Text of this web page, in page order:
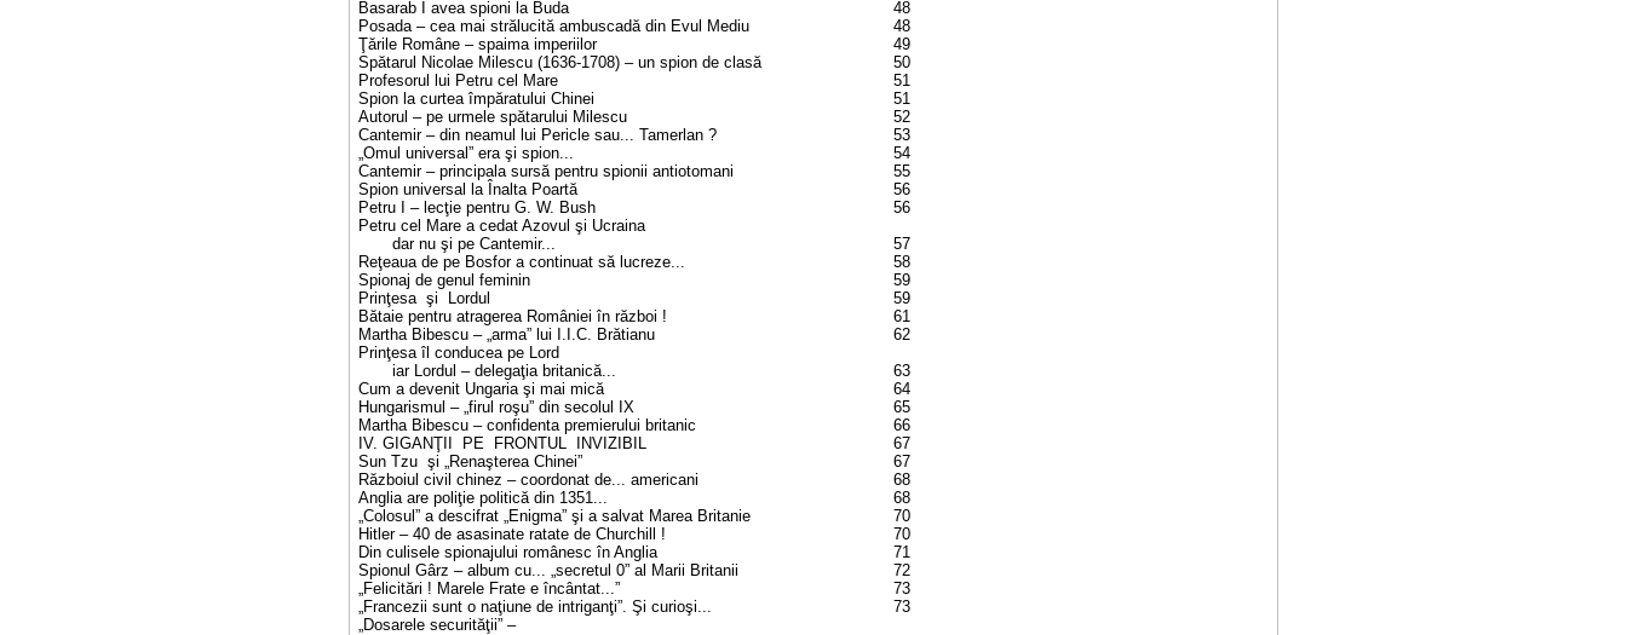
Basarab I avea spioni la Buda
48
Posada – cea mai strălucită ambuscadă din Evul Mediu
48
Ţările Române – spaima imperiilor
49
Spătarul Nicolae Milescu (1636-1708) – un spion de clasă
50
Profesorul lui Petru cel Mare
51
Spion la curtea împăratului Chinei
51
Autorul – pe urmele spătarului Milescu
52
Cantemir – din neamul lui Pericle sau... Tamerlan ?
53
„Omul universal” era şi spion...
54
Cantemir – principala sursă pentru spionii antiotomani
55
Spion universal la Înalta Poartă
56
Petru I – lecţie pentru G. W. Bush
56
Petru cel Mare a cedat Azovul şi Ucraina
dar nu şi pe Cantemir...
57
Reţeaua de pe Bosfor a continuat să lucreze...
58
Spionaj de genul feminin
59
Prinţesa şi Lordul
59
Bătaie pentru atragerea României în război !
61
Martha Bibescu – „arma” lui I.I.C. Brătianu
62
Prinţesa îl conducea pe Lord
iar Lordul – delegaţia britanică...
63
Cum a devenit Ungaria şi mai mică
64
Hungarismul – „firul roşu” din secolul IX
65
Martha Bibescu – confidenta premierului britanic
66
IV. GIGANŢII PE FRONTUL INVIZIBIL
67
Sun Tzu şi „Renaşterea Chinei”
67
Războiul civil chinez – coordonat de... americani
68
Anglia are poliţie politică din 1351...
68
„Colosul” a descifrat „Enigma” şi a salvat Marea Britanie
70
Hitler – 40 de asasinate ratate de Churchill !
70
Din culisele spionajului românesc în Anglia
71
Spionul Gârz – album cu... „secretul 0” al Marii Britanii
72
„Felicitări ! Marele Frate e încântat...”
73
„Francezii sunt o naţiune de intriganţi”. Şi curioşi...
73
„Dosarele securităţii” –